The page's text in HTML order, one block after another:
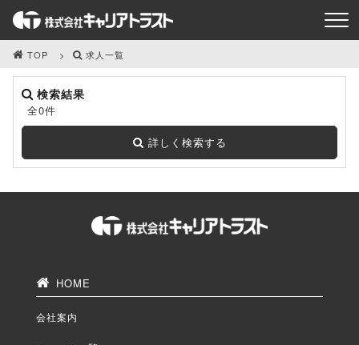
TOP 求人一覧
検索結果
全0件
詳しく検索する
HOME
会社案内